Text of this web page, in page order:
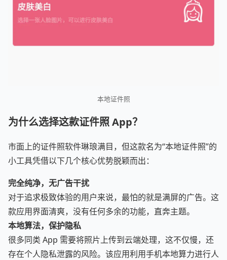
本地证件照
为什么选择这款证件照 App？
市面上的证件照软件琳琅满目，但这款名为“本地证件照”的
小工具凭借以下几个核心优势脱颖而出：
完全纯净，无广告干扰
对于追求极致体验的用户来说，最怕的就是满屏的广告。这
款应用界面清爽，没有任何多余的功能，直奔主题。
本地算法，保护隐私
很多同类 App 需要将照片上传到云端处理，这不仅慢，还
存在个人隐私泄露的风险。该应用利用手机本地算力进行人